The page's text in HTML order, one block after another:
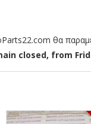
θα
closed, from